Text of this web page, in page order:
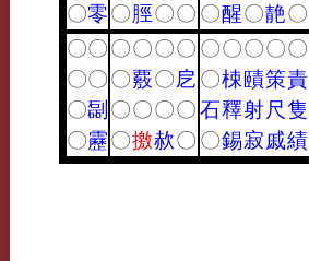
〇零〇脛〇〇 〇醒〇靘〇
〇〇〇〇〇〇 〇〇〇〇〇
〇〇〇覈〇戹 〇梀賾策責
〇㔏 〇〇〇〇石釋射 尺隻
〇靂〇撽赥〇 〇錫寂戚績